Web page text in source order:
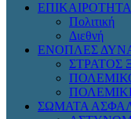
ΕΠΙΚΑΙΡΟΤΗΤΑ
Πολιτική
Διεθνή
ΕΝΟΠΛΕΣ
ΣΤΡΑΤΟΣ
ΣΩΜΑΤΑ